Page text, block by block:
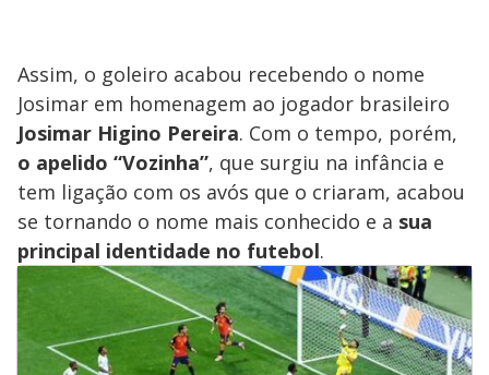
Assim, o goleiro acabou recebendo o nome
Josimar em homenagem ao jogador brasileiro
Josimar Higino Pereira. Com o tempo, porém,
o apelido “Vozinha”, que surgiu na infância e
tem ligação com os avós que o criaram, acabou
se tornando o nome mais conhecido e a sua
principal identidade no futebol.